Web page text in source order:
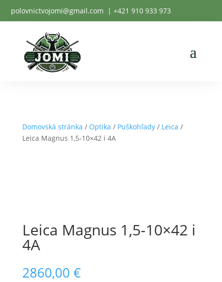
polovnictvojomi@gmail.com | +421 910 933 973
Domovská stránka / Optika / Puškohľady/ Leica /
Leica Magnus 1,5-10×42 i 4A
Leica Magnus 1,5-10×42 i
4A
2860,00 €